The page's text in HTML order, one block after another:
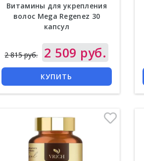
Витамины для укрепления
волос Mega Regenez 30
капсул
2 815 руб. 2 509 руб.
КУПИТЬ